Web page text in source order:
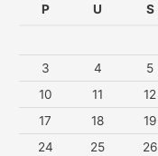
P U S
3
4 5
10
11 12
17
18 19
24
25 26